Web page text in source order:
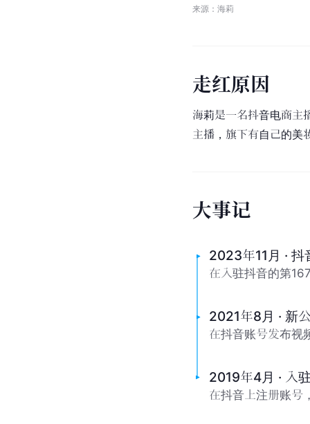
来源：海莉
走红原因
海莉是一名抖音电商主
主播，旗下有自己的美
大事记
2023年11月 ·
在入驻抖音的第
2021年8月 · 新
在抖音账号发布视
2019年4月 · 入
在抖音上注册账号